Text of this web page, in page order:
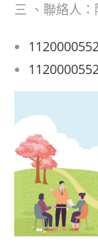
三 、聯絡人